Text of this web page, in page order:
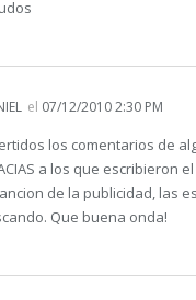
el 07/12/2010 2:30 PM
los comentarios de
a los que escribieron
de la publicidad, las
Que buena onda!